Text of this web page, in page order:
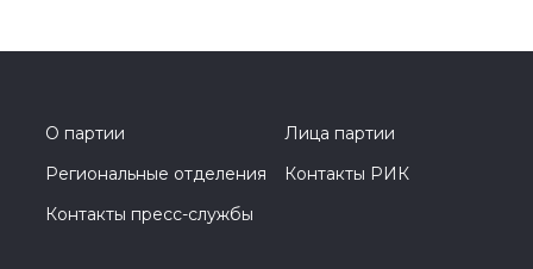
О партии
Лица партии
Региональные отделения
Контакты РИК
Контакты пресс-службы